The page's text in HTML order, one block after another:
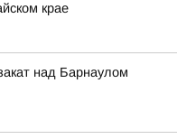
крае
над Барнаулом